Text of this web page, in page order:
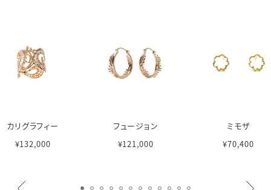
カリグラフィー
¥132,000
フュージョン
¥121,000
ミモザ
¥70,400